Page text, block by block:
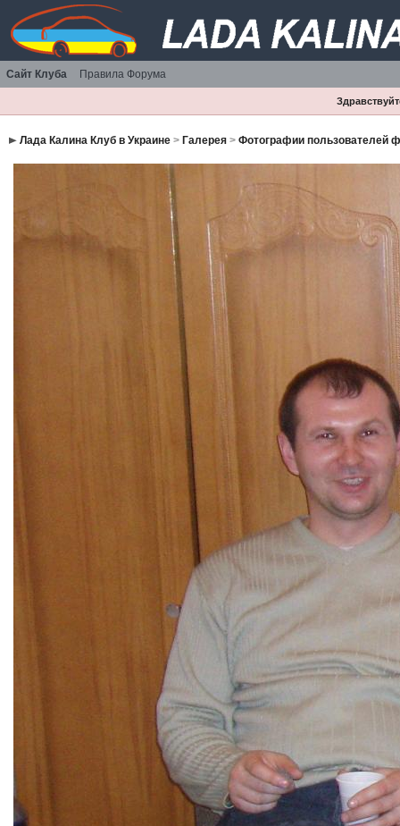
Сайт Клуба Правила Форума
Лада Калина Клуб в Украине> Галерея> Фотографии пользователей